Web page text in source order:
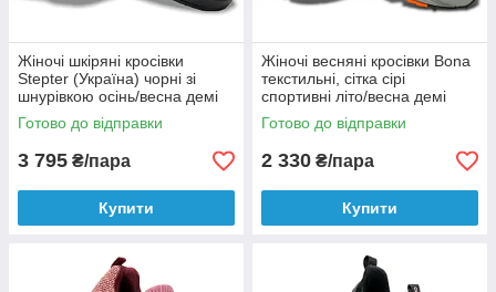
Жіночі шкіряні кросівки
Stepter (Україна) чорні зі
шнурівкою осінь/весна демі
7489
Готово до відправки
3 795 ₴/пара
Купити
Жіночі весняні кросівки Bona
текстильні, сітка сірі
спортивні літо/весна демі
918M-2
Готово до відправки
2 330 ₴/пара
Купити